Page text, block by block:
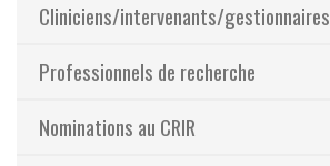
Cliniciens/intervenants/gestionnaires
Professionnels de recherche
Nominations au CRIR